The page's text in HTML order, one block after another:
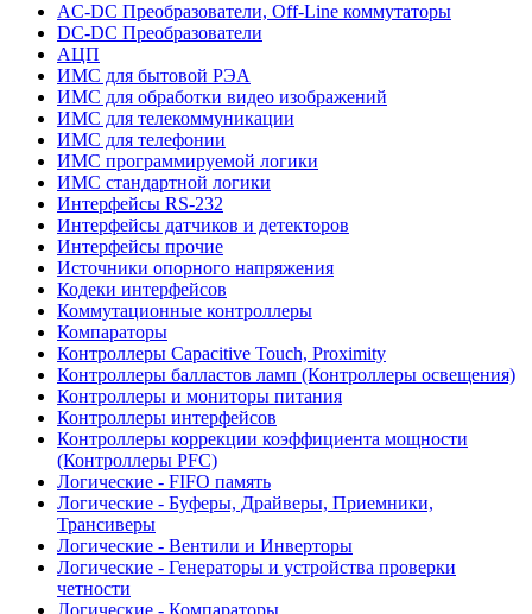
AC-DC Преобразователи, Off-Line коммутаторы
DC-DC Преобразователи
АЦП
ИМС для бытовой РЭА
ИМС для обработки видео изображений
ИМС для телекоммуникации
ИМС для телефонии
ИМС программируемой логики
ИМС стандартной логики
Интерфейсы RS-232
Интерфейсы датчиков и детекторов
Интерфейсы прочие
Источники опорного напряжения
Кодеки интерфейсов
Коммутационные контроллеры
Компараторы
Контроллеры Capacitive Touch, Proximity
Контроллеры балластов ламп (Контроллеры освещения)
Контроллеры и мониторы питания
Контроллеры интерфейсов
Контроллеры коррекции коэффициента мощности
(Контроллеры PFC)
Логические - FIFO память
Логические - Буферы, Драйверы, Приемники,
Трансиверы
Логические - Вентили и Инверторы
Логические - Генераторы и устройства проверки
четности
Логические - Компараторы